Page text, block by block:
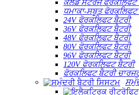
ਕੋਲਡ ਸਟੋਰੇਜ ਫੋਰਕਲਿਫਟ
ਧਮਾਕਾ-ਸਬੂਤ ਫੋਰਕਲਿਫਟ
24V ਫੋਰਕਲਿਫਟ ਬੈਟਰੀ
36V ਫੋਰਕਲਿਫਟ ਬੈਟਰੀ
48V ਫੋਰਕਲਿਫਟ ਬੈਟਰੀ
80V ਫੋਰਕਲਿਫਟ ਬੈਟਰੀ
96V ਫੋਰਕਲਿਫਟ ਬੈਟਰੀ
120V ਫੋਰਕਲਿਫਟ ਬੈਟਰੀ
ਫੋਰਕਲਿਫਟ ਬੈਟਰੀ